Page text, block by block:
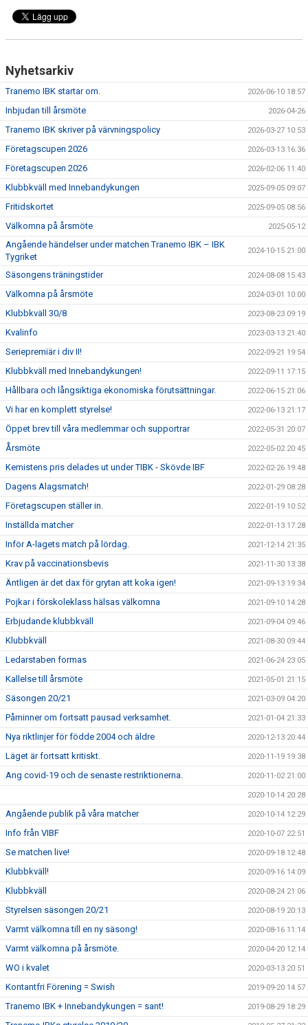
Nyhetsarkiv
Tranemo IBK startar om. 2026-06-10 18:57
Inbjudan till årsmöte 2026-04-26
Tranemo IBK skriver på värvningspolicy 2026-03-27 10:53
Företagscupen 2026 2026-03-13 16:36
Företagscupen 2026 2026-02-06 11:40
Klubbkväll med Innebandykungen 2025-09-05 09:07
Fritidskortet 2025-09-05 08:56
Välkomna på årsmöte 2025-05-12
Angående händelser under matchen Tranemo IBK – IBK
Tygriket
2024-10-15 21:00
Säsongens träningstider 2024-08-08 15:43
Välkomna på årsmöte 2024-03-01 10:00
Klubbkväll 30/8 2023-08-23 09:19
Kvalinfo 2023-03-13 21:40
Seriepremiär i div II! 2022-09-21 19:54
Klubbkväll med Innebandykungen! 2022-09-11 17:15
Hållbara och långsiktiga ekonomiska förutsättningar. 2022-06-15 21:06
Vi har en komplett styrelse! 2022-06-13 21:17
Öppet brev till våra medlemmar och supportrar 2022-05-31 20:07
Årsmöte 2022-05-02 20:45
Kemistens pris delades ut under TIBK - Skövde IBF 2022-02-26 19:48
Dagens Alagsmatch! 2022-01-29 08:28
Företagscupen ställer in. 2022-01-19 10:52
Inställda matcher 2022-01-13 17:28
Inför A-lagets match på lördag. 2021-12-14 21:35
Krav på vaccinationsbevis 2021-11-30 13:38
Äntligen är det dax för grytan att koka igen! 2021-09-13 19:34
Pojkar i förskoleklass hälsas välkomna 2021-09-10 14:28
Erbjudande klubbkväll 2021-09-04 09:46
Klubbkväll 2021-08-30 09:44
Ledarstaben formas 2021-06-24 23:05
Kallelse till årsmöte 2021-05-01 21:15
Säsongen 20/21 2021-03-09 04:20
Påminner om fortsatt pausad verksamhet. 2021-01-04 21:33
Nya riktlinjer för födde 2004 och äldre 2020-12-13 20:44
Läget är fortsatt kritiskt. 2020-11-19 19:38
Ang covid-19 och de senaste restriktionerna. 2020-11-02 21:00
2020-10-14 20:28
Angående publik på våra matcher 2020-10-14 12:29
Info från VIBF 2020-10-07 22:51
Se matchen live! 2020-09-18 12:48
Klubbkväll! 2020-09-16 14:09
Klubbkväll 2020-08-24 21:06
Styrelsen säsongen 20/21 2020-08-19 20:13
Varmt välkomna till en ny säsong! 2020-08-16 11:14
Varmt välkomna på årsmöte. 2020-04-20 12:14
WO i kvalet 2020-03-13 20:51
Kontantfri Förening = Swish 2019-09-20 14:57
Tranemo IBK + Innebandykungen = sant! 2019-08-29 18:29